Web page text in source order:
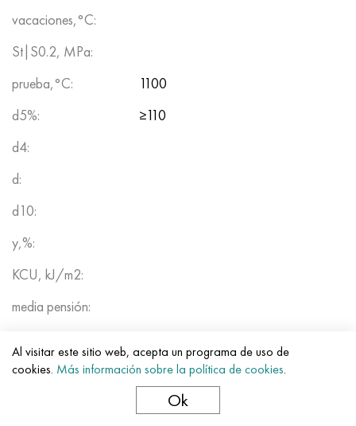
vacaciones,°C:
St|S0.2, MPa:
prueba,°C:
1100
d5%:
≥110
d4:
d:
d10:
y,%:
KCU, kJ/m2:
media pensión:
HRB:
Al visitar este sitio web, acepta un programa de uso de
cookies. Más información sobre la política de cookies.
Ok